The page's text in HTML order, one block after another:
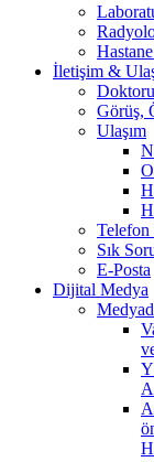
İletişim &
Görüş,
Ulaşım
Telefon
Sık
E-Posta
Dijital Medya